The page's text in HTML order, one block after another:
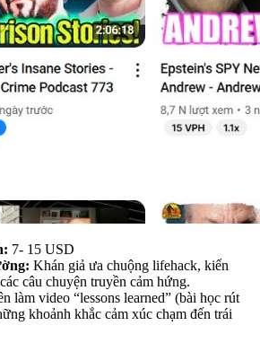
7- 15 USD
Khán giả ưa chuộng lifehack, kiến
câu chuyện truyền cảm hứng.
làm video “lessons learned” (bài học rút
khoảnh khắc cảm xúc chạm đến trái